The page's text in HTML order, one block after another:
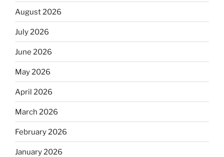
August 2026
July 2026
June 2026
May 2026
April 2026
March 2026
February 2026
January 2026